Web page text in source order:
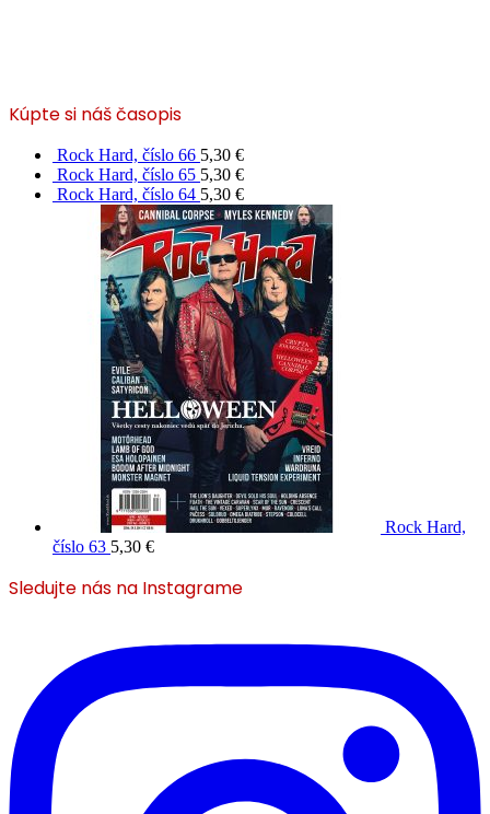
Kúpte si náš časopis
Rock Hard, číslo 66 5,30 €
Rock Hard, číslo 65 5,30 €
Rock Hard, číslo 64 5,30 €
Rock Hard,
číslo 63 5,30 €
Sledujte nás na Instagrame